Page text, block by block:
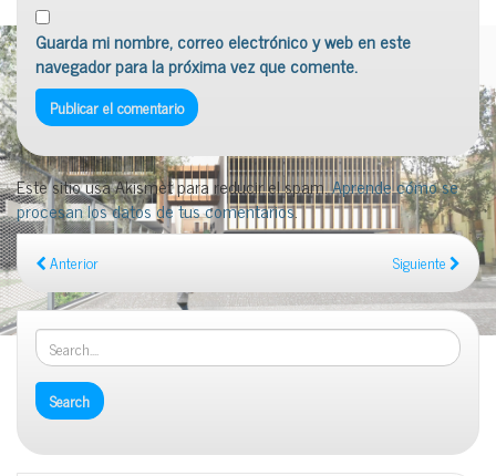
Guarda mi nombre, correo electrónico y web en este
navegador para la próxima vez que comente.
Este sitio usa Akismet para reducir el spam.Aprende cómo se
procesan los datos de tus comentarios.
Anterior Siguiente